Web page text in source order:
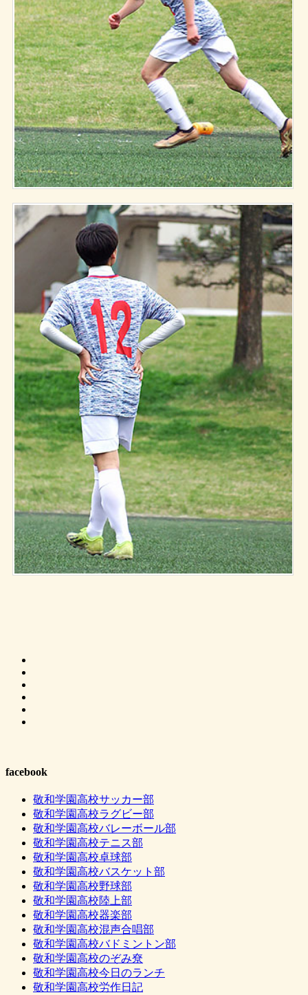
facebook
敬和学園高校サッカー部
敬和学園高校ラグビー部
敬和学園高校バレーボール部
敬和学園高校テニス部
敬和学園高校卓球部
敬和学園高校バスケット部
敬和学園高校野球部
敬和学園高校陸上部
敬和学園高校器楽部
敬和学園高校混声合唱部
敬和学園高校バドミントン部
敬和学園高校のぞみ尞
敬和学園高校今日のランチ
敬和学園高校労作日記